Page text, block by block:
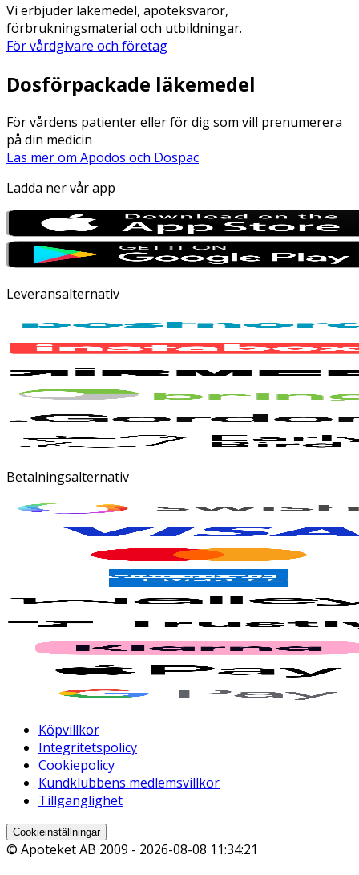
Vi erbjuder läkemedel, apoteksvaror,
förbrukningsmaterial och utbildningar.
För vårdgivare och företag
Dosförpackade läkemedel
För vårdens patienter eller för dig som vill prenumerera
på din medicin
Läs mer om Apodos och Dospac
Ladda ner vår app
Leveransalternativ
Betalningsalternativ
Köpvillkor
Integritetspolicy
Cookiepolicy
Kundklubbens medlemsvillkor
Tillgänglighet
Cookieinställningar
© Apoteket AB 2009 - 2026-08-08 11:34:21